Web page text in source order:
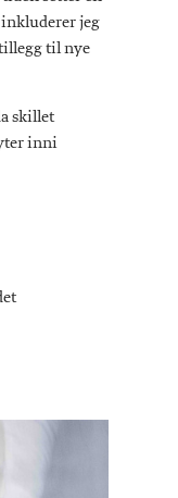
jeg
til nye
skillet
inni